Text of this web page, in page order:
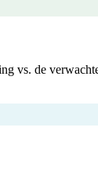
vs. de